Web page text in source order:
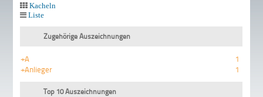
Kacheln
Liste
Zugehörige Auszeichnungen
+A
1
+Anlieger
1
Top 10 Auszeichnungen